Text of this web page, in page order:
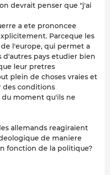
devrait penser que "j'ai
a ete prononcee
Parceque les
l'europe, qui permet a
d'autres pays etudier bien
leur pretres
plein de choses vraies et
des conditions
du moment qu'ils ne
allemands reagiraient
de maniere
fonction de la politique?